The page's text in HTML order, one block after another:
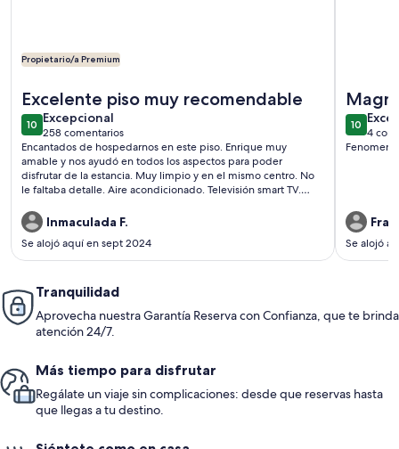
Propietario/a Premium
Excelente piso muy recomendable
1010 de 10
Excepcional
excepcional
258 comentarios
(258 comentarios)
Encantados de hospedarnos en este piso. Enrique muy
amable y nos ayudó en todos los aspectos para poder
disfrutar de la estancia. Muy limpio y en el mismo centro. No
le faltaba detalle. Aire acondicionado. Televisión smart TV.
.ggrduchady.vventilador..grande.enla.habitaciones
Inmaculada F.
Se alojó aquí en sept 2024
1010 de 10
4
(4
Fenomenal
Se alojó
Tranquilidad
Aprovecha nuestra Garantía Reserva con Confianza, que te brinda
atención 24/7.
Más tiempo para disfrutar
Regálate un viaje sin complicaciones: desde que reservas hasta
que llegas a tu destino.